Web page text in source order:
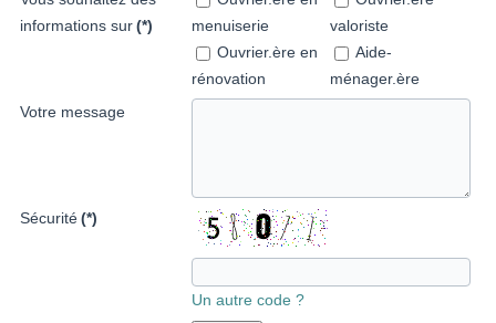
informations sur (*)
menuiserie
Ouvrier.ère en
rénovation
valoriste
Aide-
ménager.ère
Votre message
Sécurité (*)
Un autre code ?